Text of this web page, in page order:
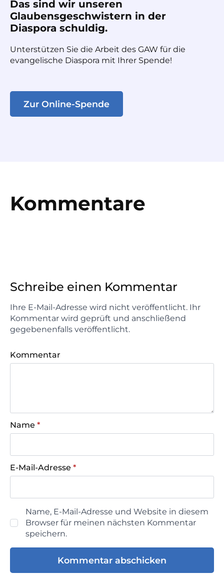
Das sind wir unseren
Glaubensgeschwistern in der
Diaspora schuldig.
Unterstützen Sie die Arbeit des GAW für die
evangelische Diaspora mit Ihrer Spende!
Zur Online-Spende
Kommentare
Schreibe einen Kommentar
Ihre E-Mail-Adresse wird nicht veröffentlicht. Ihr
Kommentar wird geprüft und anschließend
gegebenenfalls veröffentlicht.
Kommentar
Name *
E-Mail-Adresse *
Name, E-Mail-Adresse und Website in diesem
Browser für meinen nächsten Kommentar
speichern.